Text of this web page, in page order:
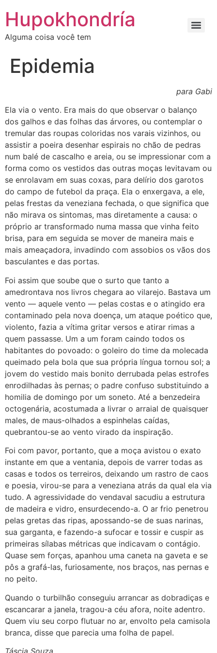
para
conteúdo
Hupokhondría
Alguma coisa você tem
Epidemia
para Gabi
Ela via o vento. Era mais do que observar o balanço
dos galhos e das folhas das árvores, ou contemplar o
tremular das roupas coloridas nos varais vizinhos, ou
assistir a poeira desenhar espirais no chão de pedras
num balé de cascalho e areia, ou se impressionar com a
forma como os vestidos das outras moças levitavam ou
se enrolavam em suas coxas, para delírio dos garotos
do campo de futebol da praça. Ela o enxergava, a ele,
pelas frestas da veneziana fechada, o que significa que
não mirava os sintomas, mas diretamente a causa: o
próprio ar transformado numa massa que vinha feito
brisa, para em seguida se mover de maneira mais e
mais ameaçadora, invadindo com assobios os vãos dos
basculantes e das portas.
Foi assim que soube que o surto que tanto a
amedrontava nos livros chegara ao vilarejo. Bastava um
vento — aquele vento — pelas costas e o atingido era
contaminado pela nova doença, um ataque poético que,
violento, fazia a vítima gritar versos e atirar rimas a
quem passasse. Um a um foram caindo todos os
habitantes do povoado: o goleiro do time da molecada
queimado pela bola que sua própria língua tornou sol; a
jovem do vestido mais bonito derrubada pelas estrofes
enrodilhadas às pernas; o padre confuso substituindo a
homilia de domingo por um soneto. Até a benzedeira
octogenária, acostumada a livrar o arraial de quaisquer
males, de maus-olhados a espinhelas caídas,
quebrantou-se ao vento virado da inspiração.
Foi com pavor, portanto, que a moça avistou o exato
instante em que a ventania, depois de varrer todas as
casas e todos os terreiros, deixando um rastro de caos
e poesia, virou-se para a veneziana atrás da qual ela via
tudo. A agressividade do vendaval sacudiu a estrutura
de madeira e vidro, ensurdecendo-a. O ar frio penetrou
pelas gretas das ripas, apossando-se de suas narinas,
sua garganta, e fazendo-a sufocar e tossir e cuspir as
primeiras sílabas métricas que indicavam o contágio.
Quase sem forças, apanhou uma caneta na gaveta e se
pôs a grafá-las, furiosamente, nos braços, nas pernas e
no peito.
Quando o turbilhão conseguiu arrancar as dobradiças e
escancarar a janela, tragou-a céu afora, noite adentro.
Quem viu seu corpo flutuar no ar, envolto pela camisola
branca, disse que parecia uma folha de papel.
Táscia Souza